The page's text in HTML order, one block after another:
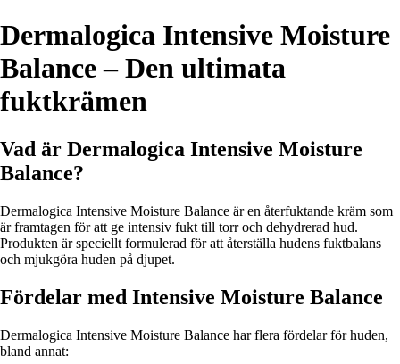
Dermalogica Intensive Moisture
Balance – Den ultimata
fuktkrämen
Vad är Dermalogica Intensive Moisture
Balance?
Dermalogica Intensive Moisture Balance är en återfuktande kräm som
är framtagen för att ge intensiv fukt till torr och dehydrerad hud.
Produkten är speciellt formulerad för att återställa hudens fuktbalans
och mjukgöra huden på djupet.
Fördelar med Intensive Moisture Balance
Dermalogica Intensive Moisture Balance har flera fördelar för huden,
bland annat: